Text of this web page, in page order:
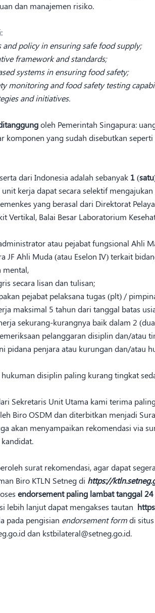
dan manajemen risiko.
and policy in ensuring safe food supply;
framework and standards;
systems in ensuring food safety;
monitoring and food safety testing
and initiatives.
oleh Pemerintah Singapura:
komponen yang sudah disebutkan
dari Indonesia adalah sebanyak 1(
kerja dapat secara selektif
yang berasal dari Direktorat
Vertikal, Balai Besar Laboratorium
atau pejabat fungsional Ahli
JF Ahli Muda (atau Eselon IV) terkait
mental,
secara lisan dan tulisan;
pejabat pelaksana tugas (plt) /
maksimal 5 tahun dari tanggal batas
sekurang-kurangnya baik dalam 2
pelanggaran disiplin dan/atau
pidana penjara atau kurungan dan/atau
disiplin paling kurang tingkat
Sekretaris Unit Utama kami terima
Biro OSDM dan diterbitkan menjadi
akan menyampaikan rekomendasi via
surat rekomendasi, agar dapat
Biro KTLN Setneg di https://
endorsement paling lambat tanggal
lebih lanjut dapat mengakses tautan
pada pengisian endorsement formdi
dan kstbilateral@setneg.go.id.